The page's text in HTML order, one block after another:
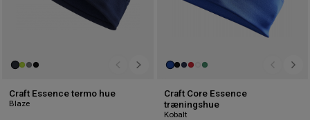
Craft Essence termo hue
Blaze
Craft Core Essence
træningshue
Kobalt